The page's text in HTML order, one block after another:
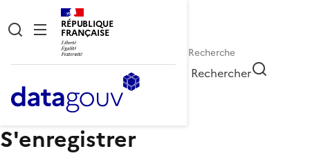
RÉPUBLIQUE
FRANÇAISE
Rechercher
S'enregistrer